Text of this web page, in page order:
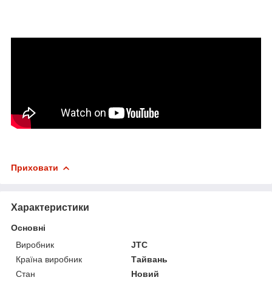
Приховати
Характеристики
Основні
Виробник
JTC
Країна виробник
Тайвань
Стан
Новий